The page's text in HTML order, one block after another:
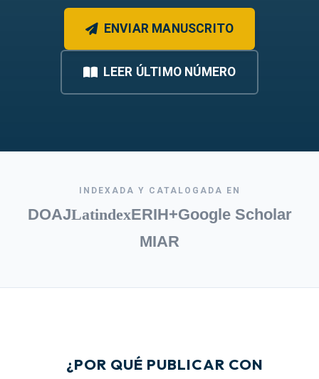
ENVIAR MANUSCRITO
LEER ÚLTIMO NÚMERO
INDEXADA Y CATALOGADA EN
DOAJLatindexERIH+Google Scholar
MIAR
¿POR QUÉ PUBLICAR CON